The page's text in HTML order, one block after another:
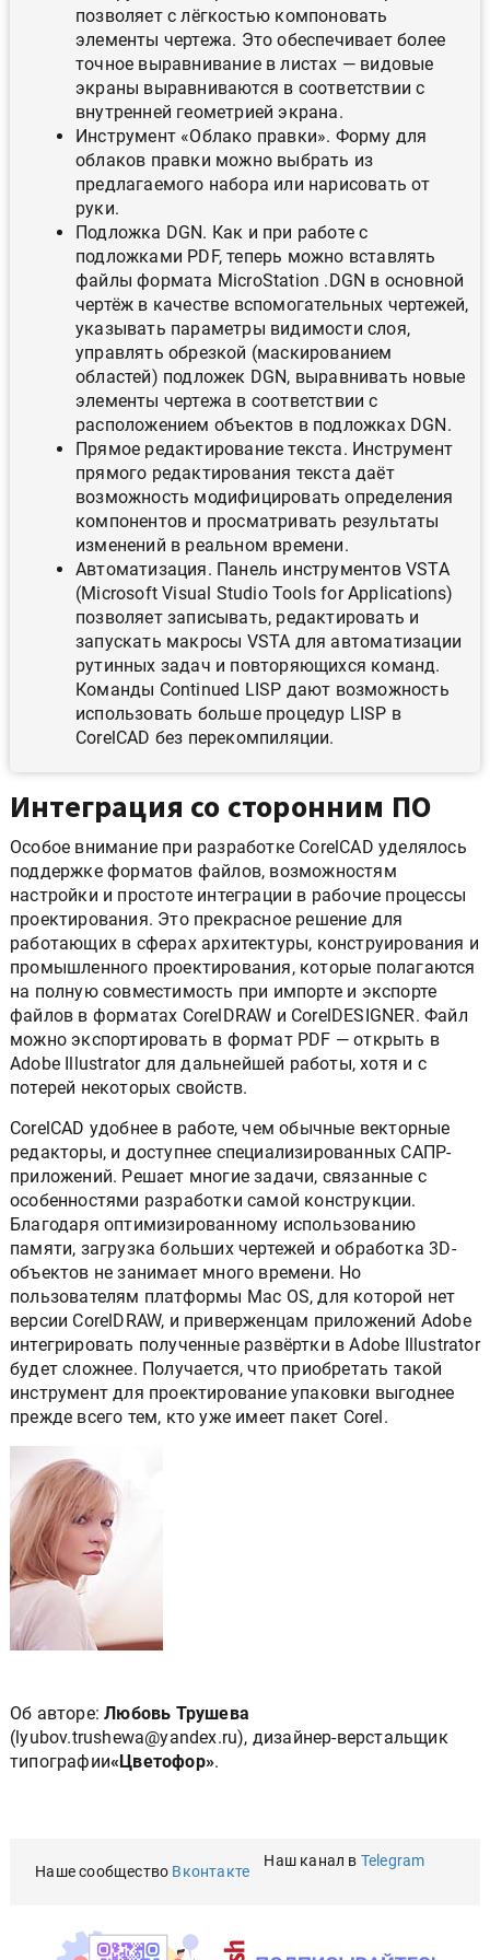
позволяет с лёгкостью компоновать
элементы чертежа. Это обеспечивает более
точное выравнивание в листах — видовые
экраны выравниваются в соответствии с
внутренней геометрией экрана.
Инструмент «Облако правки». Форму для
облаков правки можно выбрать из
предлагаемого набора или нарисовать от
руки.
Подложка DGN. Как и при работе с
подложками PDF, теперь можно вставлять
файлы формата MicroStation .DGN в основной
чертёж в качестве вспомогательных чертежей,
указывать параметры видимости слоя,
управлять обрезкой (маскированием
областей) подложек DGN, выравнивать новые
элементы чертежа в соответствии с
расположением объектов в подложках DGN.
Прямое редактирование текста. Инструмент
прямого редактирования текста даёт
возможность модифицировать определения
компонентов и просматривать результаты
изменений в реальном времени.
Автоматизация. Панель инструментов VSTA
(Microsoft Visual Studio Tools for Applications)
позволяет записывать, редактировать и
запускать макросы VSTA для автоматизации
рутинных задач и повторяющихся команд.
Команды Сontinued LISP дают возможность
использовать больше процедур LISP в
CorelCAD без перекомпиляции.
Интеграция со сторонним ПО
Особое внимание при разработке CorelCAD уделялось
поддержке форматов файлов, возможностям
настройки и простоте интеграции в рабочие процессы
проектирования. Это прекрасное решение для
работающих в сферах архитектуры, конструирования и
промышленного проектирования, которые полагаются
на полную совместимость при импорте и экспорте
файлов в форматах CorelDRAW и CorelDESIGNER. Файл
можно экспортировать в формат PDF — открыть в
Adobe Illustrator для дальнейшей работы, хотя и с
потерей некоторых свойств.
CorelCAD удобнее в работе, чем обычные векторные
редакторы, и доступнее специализированных САПР-
приложений. Решает многие задачи, связанные с
особенностями разработки самой конструкции.
Благодаря оптимизированному использованию
памяти, загрузка больших чертежей и обработка 3D-
объектов не занимает много времени. Но
пользователям платформы Mac OS, для которой нет
версии CorelDRAW, и приверженцам приложений Adobe
интегрировать полученные развёртки в Adobe Illustrator
будет сложнее. Получается, что приобретать такой
инструмент для проектирование упаковки выгоднее
прежде всего тем, кто уже имеет пакет Corel.
Об авторе:Любовь Трушева
(lyubov.trushewa@yandex.ru), дизайнер-верстальщик
типографии«Цветофор».
Наше сообщество Вконтакте
Наш канал в Telegram